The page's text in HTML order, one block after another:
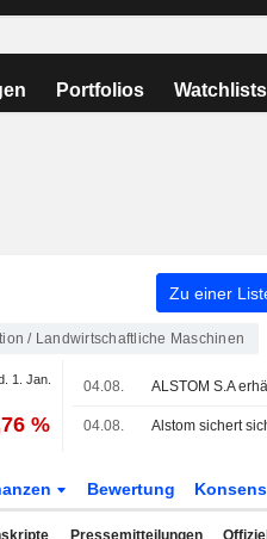
Portfolios Watchlists
Zu einer
/ Landwirtschaftliche Maschinen
1. Jan.
%
04.08.
04.08.
Bewertung Konsens
Pressemitteilungen